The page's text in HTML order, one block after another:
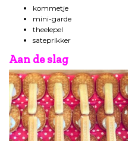
kommetje
mini-garde
theelepel
sateprikker
Aan de slag